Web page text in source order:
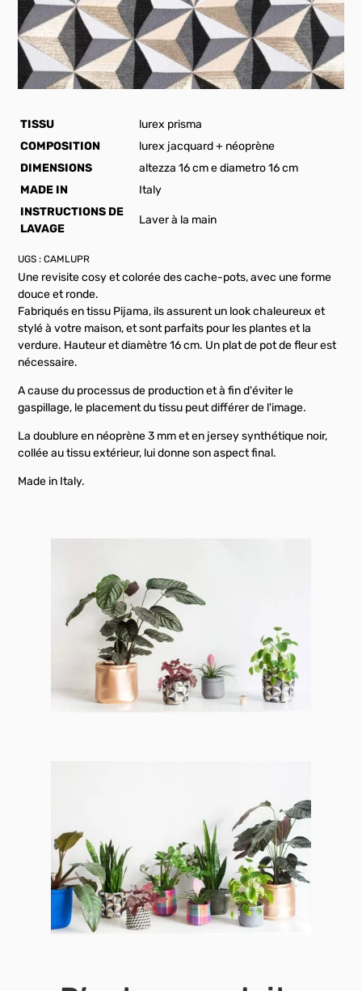
TISSU
lurex prisma
COMPOSITION
lurex jacquard + néoprène
DIMENSIONS
altezza 16 cm e diametro 16 cm
MADE IN
Italy
INSTRUCTIONS DE
LAVAGE
Laver à la main
UGS :CAMLUPR
Une revisite cosy et colorée des cache-pots, avec une forme
douce et ronde.
Fabriqués en tissu Pijama, ils assurent un look chaleureux et
stylé à votre maison, et sont parfaits pour les plantes et la
verdure. Hauteur et diamètre 16 cm. Un plat de pot de fleur est
nécessaire.
A cause du processus de production et à fin d'éviter le
gaspillage, le placement du tissu peut différer de l'image.
La doublure en néoprène 3 mm et en jersey synthétique noir,
collée au tissu extérieur, lui donne son aspect final.
Made in Italy.